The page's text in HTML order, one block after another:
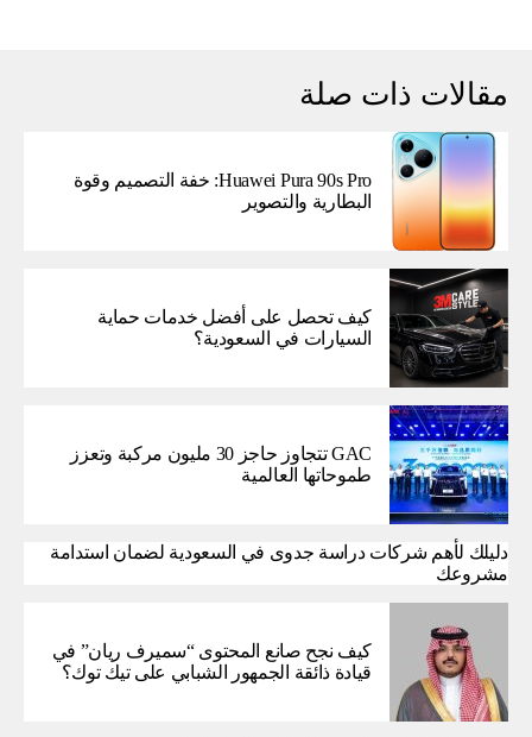
مقالات ذات صلة
Huawei Pura 90s Pro: خفة التصميم وقوة
البطارية والتصوير
كيف تحصل على أفضل خدمات حماية
السيارات في السعودية؟
GAC تتجاوز حاجز 30 مليون مركبة وتعزز
طموحاتها العالمية
دليلك لأهم شركات دراسة جدوى في السعودية لضمان استدامة
مشروعك
كيف نجح صانع المحتوى “سميرف ريان” في
قيادة ذائقة الجمهور الشبابي على تيك توك؟